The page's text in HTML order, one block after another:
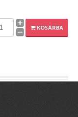
KOSÁRBA